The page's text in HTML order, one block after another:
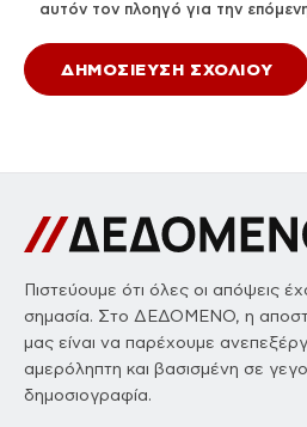
αυτόν τον πλοηγό για την
Πιστεύουμε ότι όλες οι απόψεις
σημασία. Στο ΔΕΔΟΜΕΝΟ, η
μας είναι να παρέχουμε
αμερόληπτη και βασισμένη σε
δημοσιογραφία.